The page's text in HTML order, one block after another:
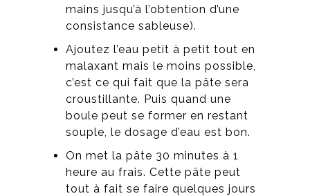
mains jusqu’à l’obtention d’une
consistance sableuse).
Ajoutez l’eau petit à petit tout en
malaxant mais le moins possible,
c’est ce qui fait que la pâte sera
croustillante. Puis quand une
boule peut se former en restant
souple, le dosage d’eau est bon.
On met la pâte 30 minutes à 1
heure au frais. Cette pâte peut
tout à fait se faire quelques jours